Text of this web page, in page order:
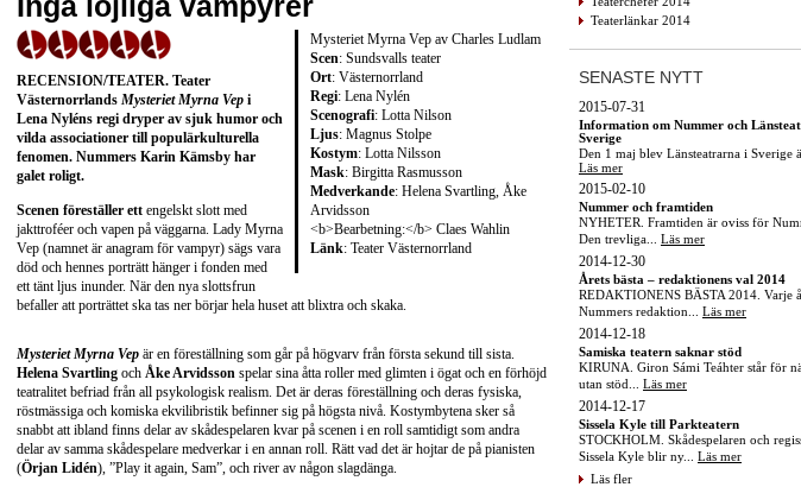
Inga löjliga vampyrer
Mysteriet Myrna Vep av Charles Ludlam
Scen: Sundsvalls teater
Ort: Västernorrland
Regi: Lena Nylén
Scenografi: Lotta Nilson
Ljus: Magnus Stolpe
Kostym: Lotta Nilsson
Mask: Birgitta Rasmusson
Medverkande: Helena Svartling, Åke
Arvidsson
<b>Bearbetning:</b> Claes Wahlin
Länk: Teater Västernorrland
RECENSION/TEATER. Teater
Västernorrlands Mysteriet Myrna Vep i
Lena Nyléns regi dryper av sjuk humor och
vilda associationer till populärkulturella
fenomen. Nummers Karin Kämsby har
galet roligt.
Scenen föreställer ett engelskt slott med
jakttroféer och vapen på väggarna. Lady Myrna
Vep (namnet är anagram för vampyr) sägs vara
död och hennes porträtt hänger i fonden med
ett tänt ljus inunder. När den nya slottsfrun
befaller att porträttet ska tas ner börjar hela huset att blixtra och skaka.
Mysteriet Myrna Vep är en föreställning som går på högvarv från första sekund till sista.
Helena Svartling och Åke Arvidsson spelar sina åtta roller med glimten i ögat och en förhöjd
teatralitet befriad från all psykologisk realism. Det är deras föreställning och deras fysiska,
röstmässiga och komiska ekvilibristik befinner sig på högsta nivå. Kostymbytena sker så
snabbt att ibland finns delar av skådespelaren kvar på scenen i en roll samtidigt som andra
delar av samma skådespelare medverkar i en annan roll. Rätt vad det är hojtar de på pianisten
(Örjan Lidén), ”Play it again, Sam”, och river av någon slagdänga.
Teaterlänkar 2014
SENASTE NYTT
2015-07-31
Information om Nummer och
Sverige
Den 1 maj blev Länsteatrarna i Sverige
Läs mer
2015-02-10
Nummer och framtiden
NYHETER. Framtiden är oviss för
Den trevliga... Läs mer
2014-12-30
Årets bästa – redaktionens val 2014
REDAKTIONENS BÄSTA 2014. Varje
Nummers redaktion... Läs mer
2014-12-18
Samiska teatern saknar stöd
KIRUNA. Giron Sámi Teáhter står för
utan stöd... Läs mer
2014-12-17
Sissela Kyle till Parkteatern
STOCKHOLM. Skådespelaren och
Sissela Kyle blir ny... Läs mer
Läs fler